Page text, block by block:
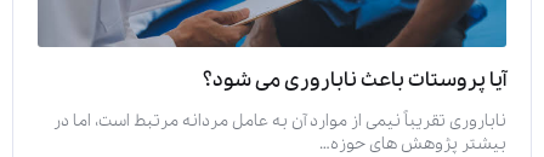
آیا پروستات باعث ناباروری می‌ شود؟
ناباروری تقریباً نیمی از موارد آن به عامل مردانه مرتبط است، اما در
بیشتر پژوهش‌ های حوزه…